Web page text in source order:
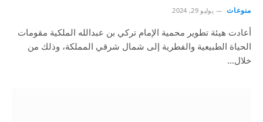
منوعات يوليو 29, 2024
أعادت هيئة تطوير محمية الإمام تركي بن عبدالله الملكية مقومات
الحياة الطبيعية والفطرية إلى شمال شرقي المملكة، وذلك من
خلال…